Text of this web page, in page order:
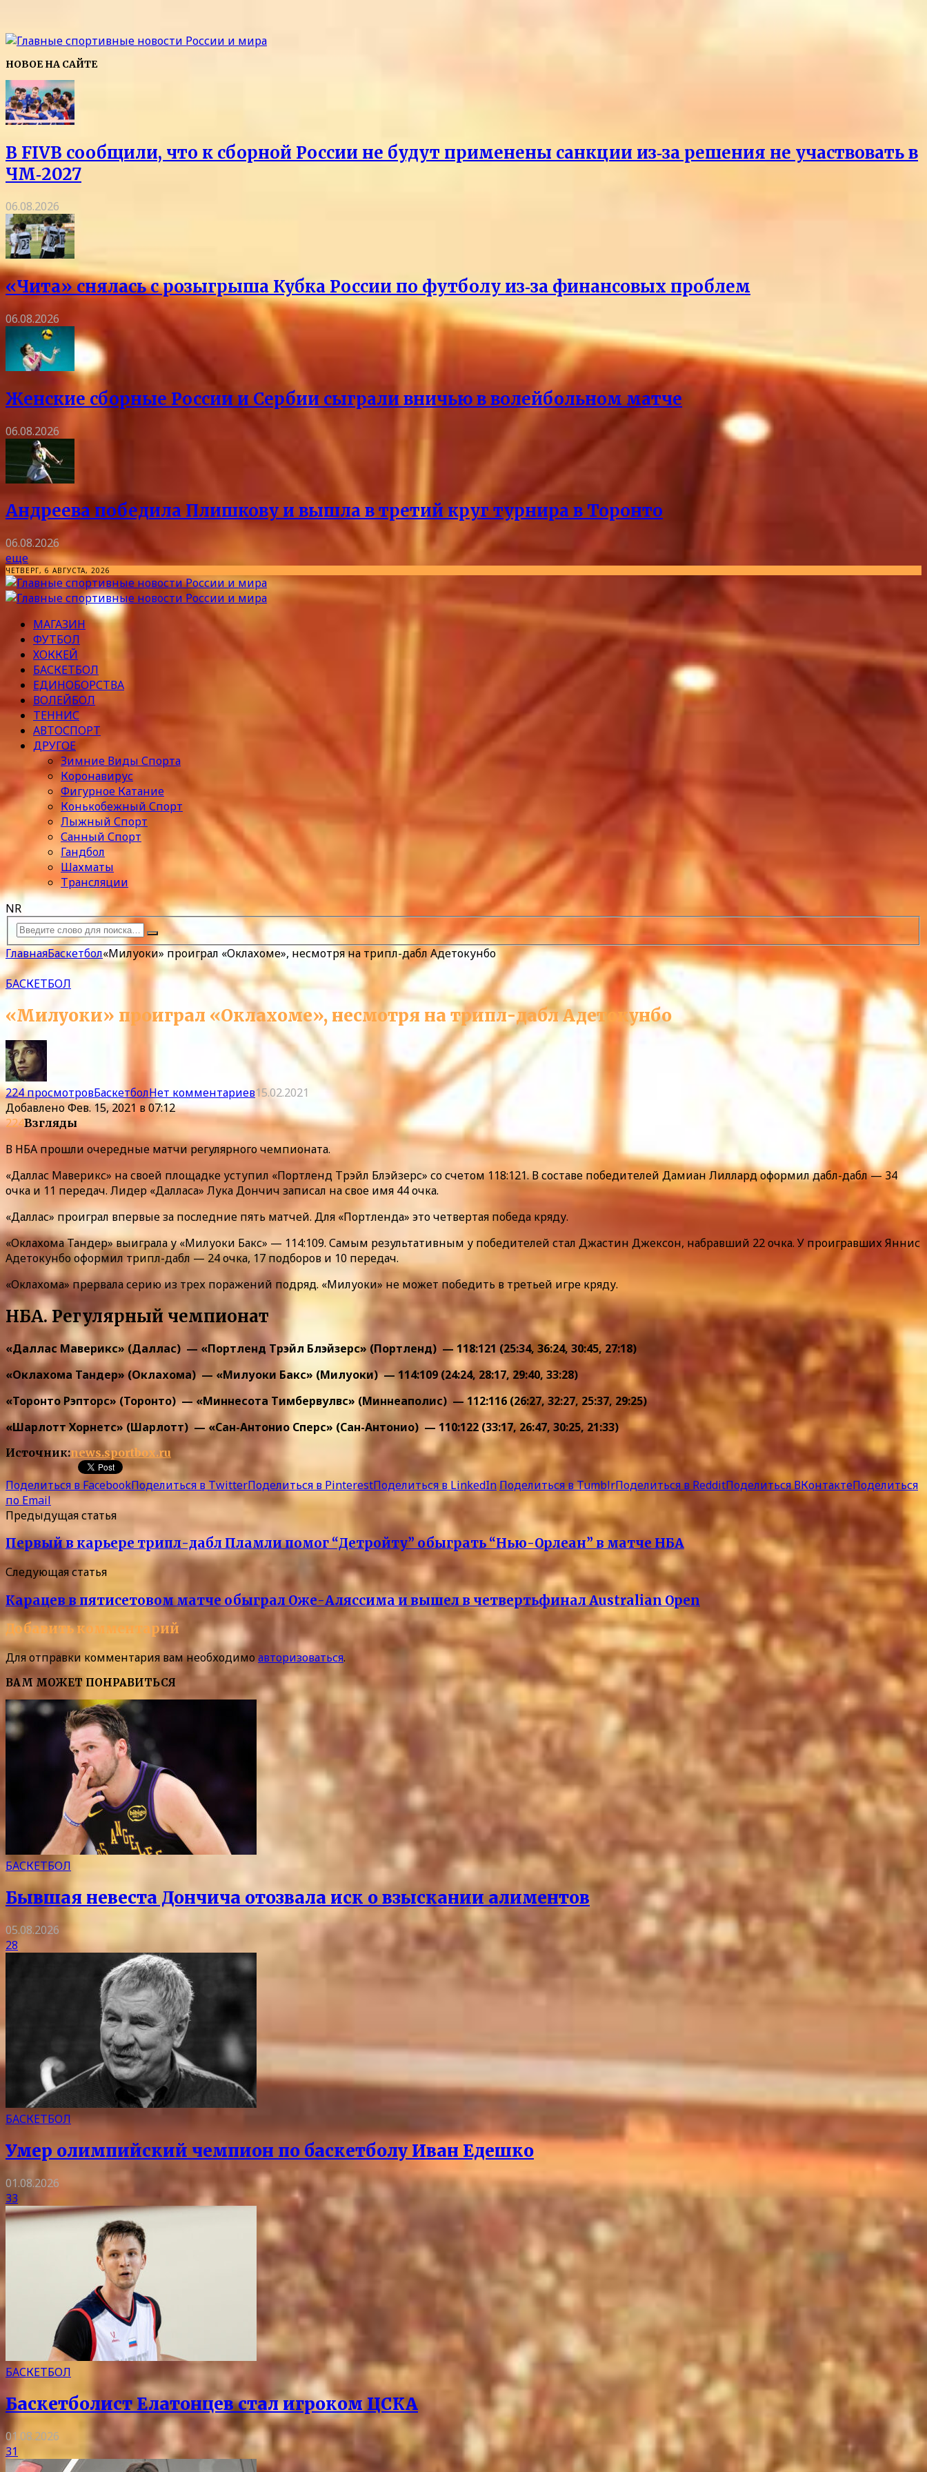
НОВОЕ НА САЙТЕ
В FIVB сообщили, что к сборной России не будут применены санкции из‑за решения не участвовать в
ЧМ‑2027
06.08.2026
«Чита» снялась с розыгрыша Кубка России по футболу из‑за финансовых проблем
06.08.2026
Женские сборные России и Сербии сыграли вничью в волейбольном матче
06.08.2026
Андреева победила Плишкову и вышла в третий круг турнира в Торонто
06.08.2026
еще
ЧЕТВЕРГ, 6 АВГУСТА, 2026
МАГАЗИН
ФУТБОЛ
ХОККЕЙ
БАСКЕТБОЛ
ЕДИНОБОРСТВА
ВОЛЕЙБОЛ
ТЕННИС
АВТОСПОРТ
ДРУГОЕ
Зимние Виды Спорта
Коронавирус
Фигурное Катание
Конькобежный Спорт
Лыжный Спорт
Санный Спорт
Гандбол
Шахматы
Трансляции
NR
ГлавнаяБаскетбол«Милуоки» проиграл «Оклахоме», несмотря на трипл-дабл Адетокунбо
БАСКЕТБОЛ
«Милуоки» проиграл «Оклахоме», несмотря на трипл-дабл Адетокунбо
224 просмотровБаскетболНет комментариев15.02.2021
ДобавленоФев. 15, 2021 в 07:12
224Взгляды
В НБА прошли очередные матчи регулярного чемпионата.
«Даллас Маверикс» на своей площадке уступил «Портленд Трэйл Блэйзерс» со счетом 118:121. В составе победителей Дамиан Лиллард оформил дабл-дабл — 34
очка и 11 передач. Лидер «Далласа» Лука Дончич записал на свое имя 44 очка.
«Даллас» проиграл впервые за последние пять матчей. Для «Портленда» это четвертая победа кряду.
«Оклахома Тандер» выиграла у «Милуоки Бакс» — 114:109. Самым результативным у победителей стал Джастин Джексон, набравший 22 очка. У проигравших Яннис
Адетокунбо оформил трипл-дабл — 24 очка, 17 подборов и 10 передач.
«Оклахома» прервала серию из трех поражений подряд. «Милуоки» не может победить в третьей игре кряду.
НБА. Регулярный чемпионат
«Даллас Маверикс» (Даллас) — «Портленд Трэйл Блэйзерс» (Портленд) — 118:121 (25:34, 36:24, 30:45, 27:18)
«Оклахома Тандер» (Оклахома) — «Милуоки Бакс» (Милуоки) — 114:109 (24:24, 28:17, 29:40, 33:28)
«Торонто Рэпторс» (Торонто) — «Миннесота Тимбервулвс» (Миннеаполис) — 112:116 (26:27, 32:27, 25:37, 29:25)
«Шарлотт Хорнетс» (Шарлотт) — «Сан-Антонио Сперс» (Сан-Антонио) — 110:122 (33:17, 26:47, 30:25, 21:33)
Источник:news.sportbox.ru
Поделиться в FacebookПоделиться в TwitterПоделиться в PinterestПоделиться в LinkedInПоделиться в TumblrПоделиться в RedditПоделиться ВКонтактеПоделиться
по Email
Предыдущая статья
Первый в карьере трипл-дабл Пламли помог “Детройту” обыграть “Нью-Орлеан” в матче НБА
Следующая статья
Карацев в пятисетовом матче обыграл Оже-Аляссима и вышел в четвертьфинал Australian Open
Добавить комментарий
Для отправки комментария вам необходимоавторизоваться.
ВАМ МОЖЕТ ПОНРАВИТЬСЯ
БАСКЕТБОЛ
Бывшая невеста Дончича отозвала иск о взыскании алиментов
05.08.2026
28
БАСКЕТБОЛ
Умер олимпийский чемпион по баскетболу Иван Едешко
01.08.2026
33
БАСКЕТБОЛ
Баскетболист Елатонцев стал игроком ЦСКА
01.08.2026
31